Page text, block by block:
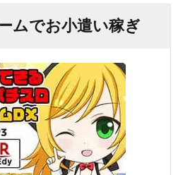
ムでお小遣い稼ぎ